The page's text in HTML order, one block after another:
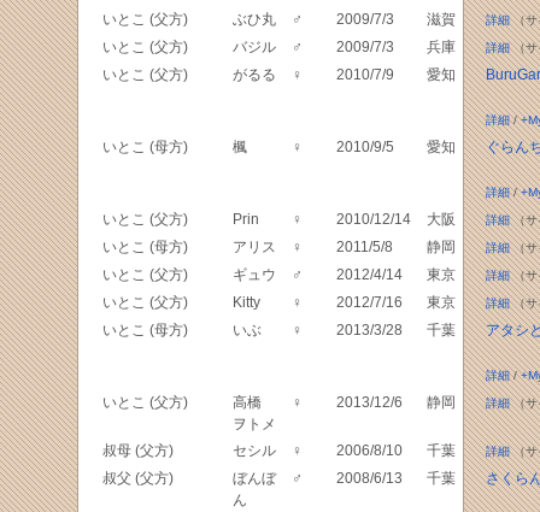
いとこ (父方) ぶひ丸 ♂ 2009/7/3 滋賀 詳細（サ
いとこ (父方) バジル ♂ 2009/7/3 兵庫 詳細（サ
いとこ (父方) がるる ♀ 2010/7/9 愛知
詳細/
いとこ (母方) 楓 ♀ 2010/9/5 愛知 ぐらん
詳細/
いとこ (父方) Prin ♀ 2010/12/14 大阪 詳細（サ
いとこ (母方) アリス ♀ 2011/5/8 静岡 詳細（サ
いとこ (父方) ギュウ ♂ 2012/4/14 東京 詳細（サ
いとこ (父方) Kitty ♀ 2012/7/16 東京 詳細（サ
いとこ (母方) いぶ ♀ 2013/3/28 千葉 アタシ
詳細/
いとこ (父方)
高橋
ヲトメ
♀ 2013/12/6 静岡 詳細（サ
叔母 (父方) セシル ♀ 2006/8/10 千葉 詳細（サ
叔父 (父方)
ぼんぼ
ん
♂ 2008/6/13 千葉 さくら